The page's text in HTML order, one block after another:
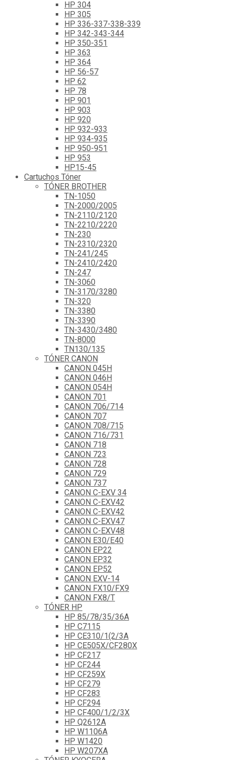
HP 304
HP 305
HP 336-337-338-339
HP 342-343-344
HP 350-351
HP 363
HP 364
HP 56-57
HP 62
HP 78
HP 901
HP 903
HP 920
HP 932-933
HP 934-935
HP 950-951
HP 953
HP15-45
Cartuchos Tóner
TÓNER BROTHER
TN-1050
TN-2000/2005
TN-2110/2120
TN-2210/2220
TN-230
TN-2310/2320
TN-241/245
TN-2410/2420
TN-247
TN-3060
TN-3170/3280
TN-320
TN-3380
TN-3390
TN-3430/3480
TN-8000
TN130/135
TÓNER CANON
CANON 045H
CANON 046H
CANON 054H
CANON 701
CANON 706/714
CANON 707
CANON 708/715
CANON 716/731
CANON 718
CANON 723
CANON 728
CANON 729
CANON 737
CANON C-EXV 34
CANON C-EXV42
CANON C-EXV42
CANON C-EXV47
CANON C-EXV48
CANON E30/E40
CANON EP22
CANON EP32
CANON EP52
CANON EXV-14
CANON FX10/FX9
CANON FX8/T
TÓNER HP
HP 85/78/35/36A
HP C7115
HP CE310/1(2/3A
HP CE505X/CF280X
HP CF217
HP CF244
HP CF259X
HP CF279
HP CF283
HP CF294
HP CF400/1/2/3X
HP Q2612A
HP W1106A
HP W1420
HP W207XA